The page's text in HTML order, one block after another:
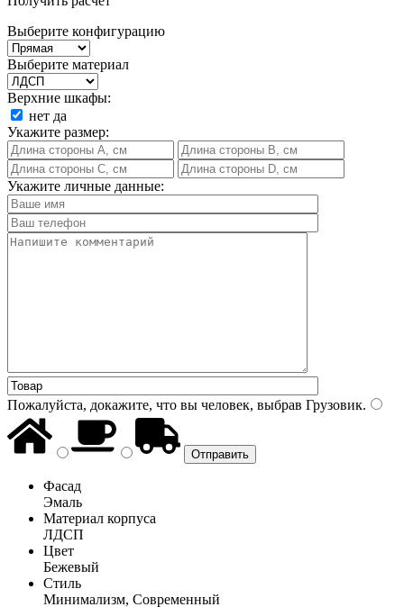
Выберите конфигурацию
Выберите материал
Верхние шкафы:
нет да
Укажите размер:
Укажите личные данные:
Пожалуйста, докажите, что вы человек, выбрав Грузовик.
Фасад
Эмаль
Материал корпуса
ЛДСП
Цвет
Бежевый
Стиль
Минимализм, Современный